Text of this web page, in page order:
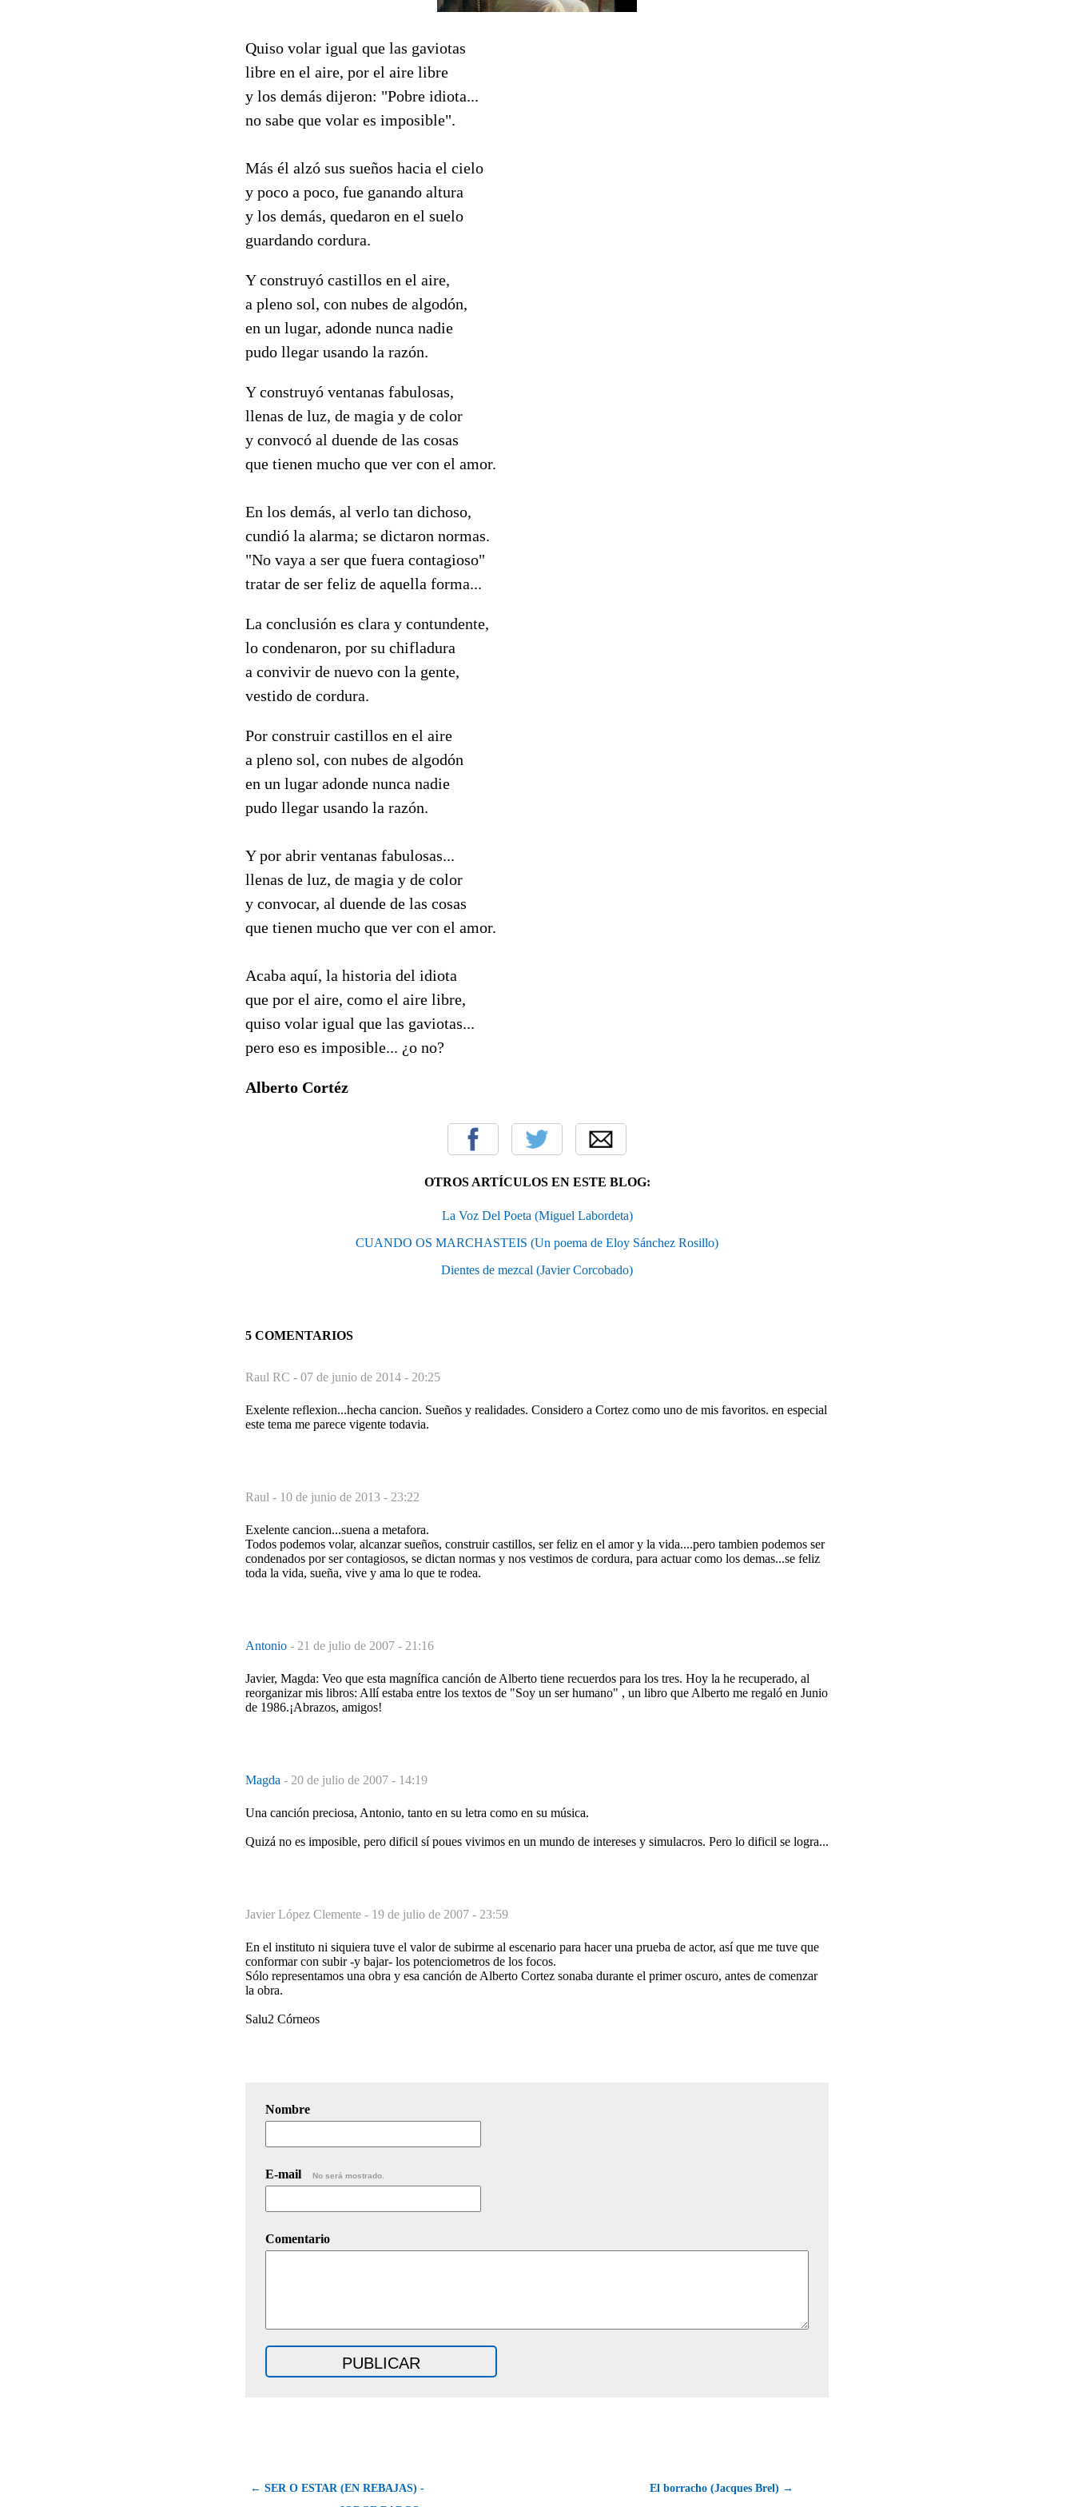
Quiso volar igual que las gaviotas
libre en el aire, por el aire libre
y los demás dijeron: "Pobre idiota...
no sabe que volar es imposible".
Más él alzó sus sueños hacia el cielo
y poco a poco, fue ganando altura
y los demás, quedaron en el suelo
guardando cordura.
Y construyó castillos en el aire,
a pleno sol, con nubes de algodón,
en un lugar, adonde nunca nadie
pudo llegar usando la razón.
Y construyó ventanas fabulosas,
llenas de luz, de magia y de color
y convocó al duende de las cosas
que tienen mucho que ver con el amor.
En los demás, al verlo tan dichoso,
cundió la alarma; se dictaron normas.
"No vaya a ser que fuera contagioso"
tratar de ser feliz de aquella forma...
La conclusión es clara y contundente,
lo condenaron, por su chifladura
a convivir de nuevo con la gente,
vestido de cordura.
Por construir castillos en el aire
a pleno sol, con nubes de algodón
en un lugar adonde nunca nadie
pudo llegar usando la razón.
Y por abrir ventanas fabulosas...
llenas de luz, de magia y de color
y convocar, al duende de las cosas
que tienen mucho que ver con el amor.
Acaba aquí, la historia del idiota
que por el aire, como el aire libre,
quiso volar igual que las gaviotas...
pero eso es imposible... ¿o no?
Alberto Cortéz
OTROS ARTÍCULOS EN ESTE BLOG:
La Voz Del Poeta (Miguel Labordeta)
CUANDO OS MARCHASTEIS (Un poema de Eloy Sánchez Rosillo)
Dientes de mezcal (Javier Corcobado)
5 COMENTARIOS
Raul RC - 07 de junio de 2014 - 20:25
Exelente reflexion...hecha cancion. Sueños y realidades. Considero a Cortez como uno de mis favoritos. en especial
este tema me parece vigente todavia.
Raul - 10 de junio de 2013 - 23:22
Exelente cancion...suena a metafora.
Todos podemos volar, alcanzar sueños, construir castillos, ser feliz en el amor y la vida....pero tambien podemos ser
condenados por ser contagiosos, se dictan normas y nos vestimos de cordura, para actuar como los demas...se feliz
toda la vida, sueña, vive y ama lo que te rodea.
Antonio - 21 de julio de 2007 - 21:16
Javier, Magda: Veo que esta magnífica canción de Alberto tiene recuerdos para los tres. Hoy la he recuperado, al
reorganizar mis libros: Allí estaba entre los textos de "Soy un ser humano" , un libro que Alberto me regaló en Junio
de 1986.¡Abrazos, amigos!
Magda - 20 de julio de 2007 - 14:19
Una canción preciosa, Antonio, tanto en su letra como en su música.
Quizá no es imposible, pero dificil sí poues vivimos en un mundo de intereses y simulacros. Pero lo dificil se logra...
Javier López Clemente - 19 de julio de 2007 - 23:59
En el instituto ni siquiera tuve el valor de subirme al escenario para hacer una prueba de actor, así que me tuve que
conformar con subir -y bajar- los potenciometros de los focos.
Sólo representamos una obra y esa canción de Alberto Cortez sonaba durante el primer oscuro, antes de comenzar
la obra.
Salu2 Córneos
Nombre
E-mail No será mostrado.
Comentario
← SER O ESTAR (EN REBAJAS) -
El borracho (Jacques Brel) →